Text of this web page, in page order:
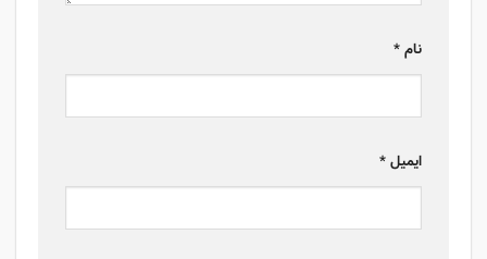
نام *
ایمیل *